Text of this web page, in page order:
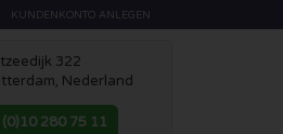
KUNDENKONTO ANLEGEN
322
Nederland
280 75 11